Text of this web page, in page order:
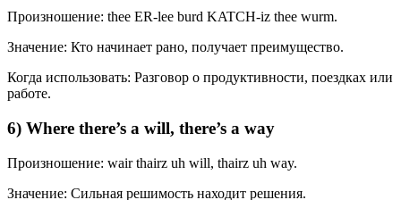
Произношение: thee ER-lee burd KATCH-iz thee wurm.
Значение: Кто начинает рано, получает преимущество.
Когда использовать: Разговор о продуктивности, поездках или
работе.
6) Where there’s a will, there’s a way
Произношение: wair thairz uh will, thairz uh way.
Значение: Сильная решимость находит решения.